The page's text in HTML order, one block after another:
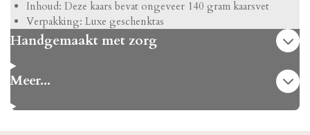
Inhoud: Deze kaars bevat ongeveer 140 gram kaarsvet
Verpakking: Luxe geschenktas
Handgemaakt met zorg
Meer...